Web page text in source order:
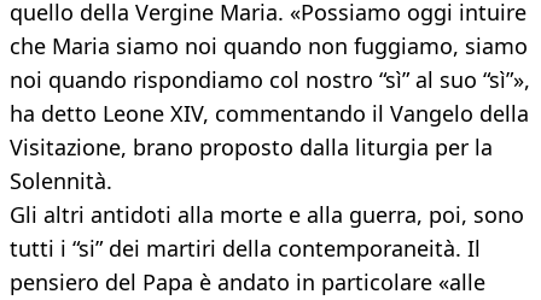
quello della Vergine Maria. «Possiamo oggi intuire
che Maria siamo noi quando non fuggiamo, siamo
noi quando rispondiamo col nostro “sì” al suo “sì”»,
ha detto Leone XIV, commentando il Vangelo della
Visitazione, brano proposto dalla liturgia per la
Solennità.
Gli altri antidoti alla morte e alla guerra, poi, sono
tutti i “si” dei martiri della contemporaneità. Il
pensiero del Papa è andato in particolare «alle